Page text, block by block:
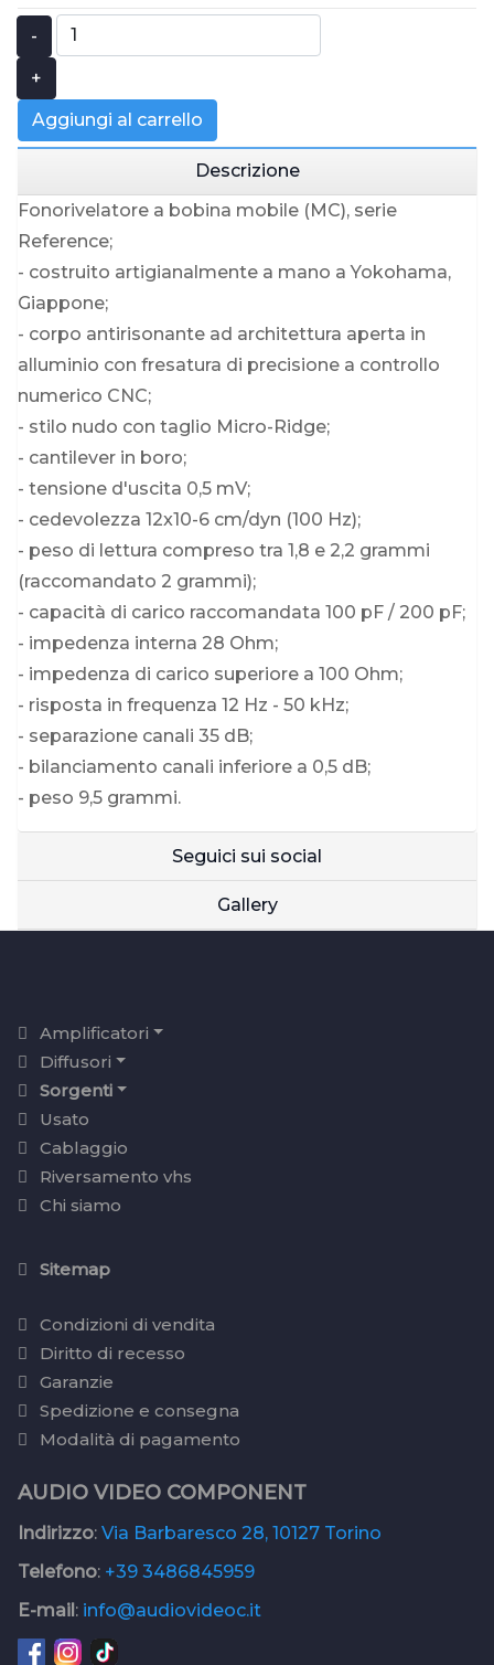
-
+
Aggiungi al carrello
Descrizione
Fonorivelatore a bobina mobile (MC), serie
Reference;
- costruito artigianalmente a mano a Yokohama,
Giappone;
- corpo antirisonante ad architettura aperta in
alluminio con fresatura di precisione a controllo
numerico CNC;
- stilo nudo con taglio Micro-Ridge;
- cantilever in boro;
- tensione d'uscita 0,5 mV;
- cedevolezza 12x10-6 cm/dyn (100 Hz);
- peso di lettura compreso tra 1,8 e 2,2 grammi
(raccomandato 2 grammi);
- capacità di carico raccomandata 100 pF / 200 pF;
- impedenza interna 28 Ohm;
- impedenza di carico superiore a 100 Ohm;
- risposta in frequenza 12 Hz - 50 kHz;
- separazione canali 35 dB;
- bilanciamento canali inferiore a 0,5 dB;
- peso 9,5 grammi.
Seguici sui social
Gallery
Amplificatori
Diffusori
Sorgenti
Usato
Cablaggio
Riversamento vhs
Chi siamo
Sitemap
Condizioni di vendita
Diritto di recesso
Garanzie
Spedizione e consegna
Modalità di pagamento
AUDIO VIDEO COMPONENT
Indirizzo: Via Barbaresco 28, 10127 Torino
Telefono: +39 3486845959
E-mail: info@audiovideoc.it